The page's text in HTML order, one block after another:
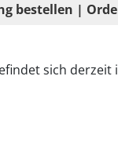
bestellen |
sich